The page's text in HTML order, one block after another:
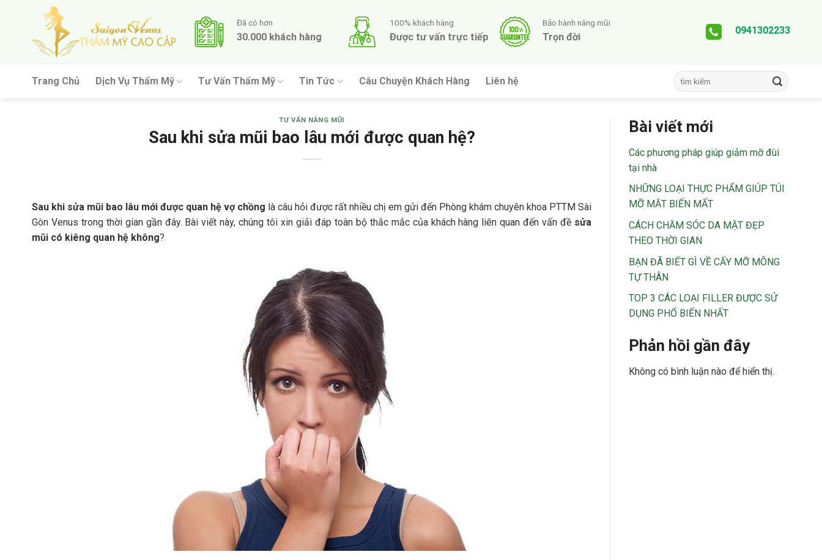
Đã có hơn
30.000 khách hàng
100% khách hàng
Được tư vấn trực tiếp
Bảo hành nâng mũi
Trọn đời
0941302233
Trang Chủ Dịch Vụ Thẩm Mỹ Tư Vấn Thẩm Mỹ Tin Tức Câu Chuyện Khách Hàng Liên hệ
TƯ VẤN NÂNG MŨI
Sau khi sửa mũi bao lâu mới được quan hệ?
Sau khi sửa mũi bao lâu mới được quan hệ vợ chồng là câu hỏi được rất nhiều chị em gửi đến Phòng khám chuyên khoa PTTM Sài
Gòn Venus trong thời gian gần đây. Bài viết này, chúng tôi xin giải đáp toàn bộ thắc mắc của khách hàng liên quan đến vấn đề sửa
mũi có kiêng quan hệ không?
Bài viết mới
Các phương pháp giúp giảm mỡ đùi
tại nhà
NHỮNG LOẠI THỰC PHẨM GIÚP TÚI
MỠ MẮT BIẾN MẤT
CÁCH CHĂM SÓC DA MẶT ĐẸP
THEO THỜI GIAN
BẠN ĐÃ BIẾT GÌ VỀ CẤY MỠ MÔNG
TỰ THÂN
TOP 3 CÁC LOẠI FILLER ĐƯỢC SỬ
DỤNG PHỔ BIẾN NHẤT
Phản hồi gần đây
Không có bình luận nào để hiển thị.